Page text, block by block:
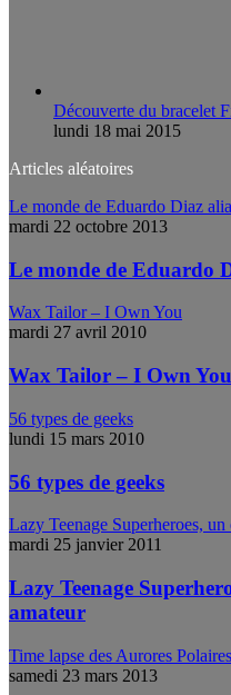
Découverte du bracelet
lundi 18 mai 2015
Articles aléatoires
Le monde de Eduardo Diaz
mardi 22 octobre 2013
Le monde de Eduardo
Wax Tailor – I Own You
mardi 27 avril 2010
Wax Tailor – I Own You
56 types de geeks
lundi 15 mars 2010
56 types de geeks
Lazy Teenage Superheroes,
mardi 25 janvier 2011
Lazy Teenage
amateur
Time lapse des Aurores
samedi 23 mars 2013